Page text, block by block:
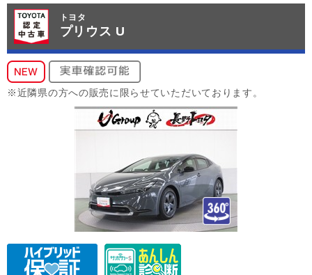
トヨタ
プリウス U
※近隣県の方への販売に限らせていただいております。